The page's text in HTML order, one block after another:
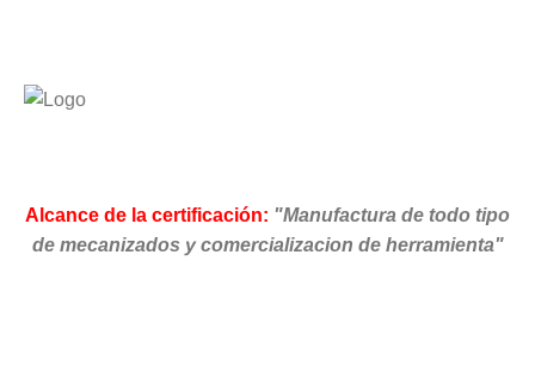
Alcance de la certificación: "Manufactura de todo tipo
de mecanizados y comercializacion de herramienta"